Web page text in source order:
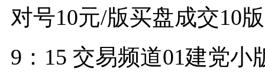
对号10元/版买盘成交10版
9：15 交易频道01建党